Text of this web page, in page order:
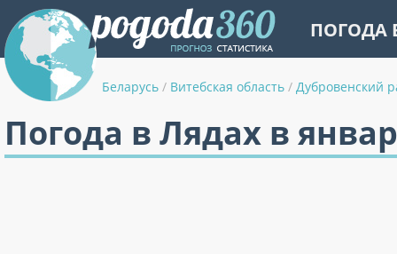
ПОГОДА
Беларусь / Витебская область / Дубровенский
Погода в Лядах в